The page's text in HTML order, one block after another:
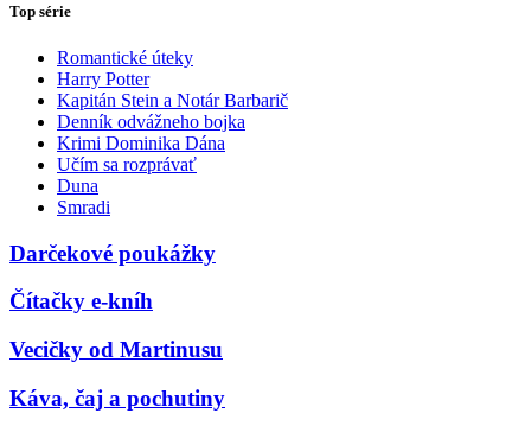
Top série
Romantické úteky
Harry Potter
Kapitán Stein a Notár Barbarič
Denník odvážneho bojka
Krimi Dominika Dána
Učím sa rozprávať
Duna
Smradi
Darčekové poukážky
Čítačky e-kníh
Vecičky od Martinusu
Káva, čaj a pochutiny